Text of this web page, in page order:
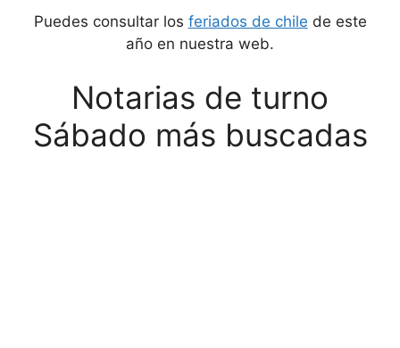
Puedes consultar los feriados de chile de este
año en nuestra web.
Notarias de turno
Sábado más buscadas